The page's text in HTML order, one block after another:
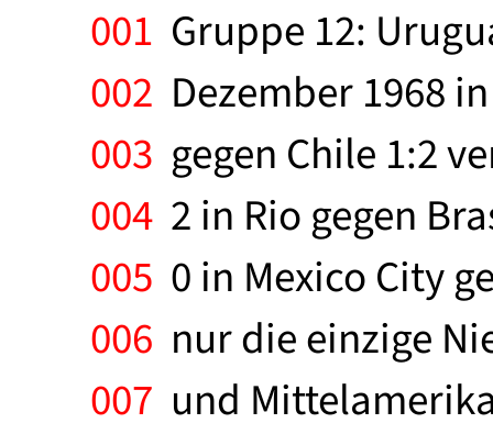
001 Gruppe 12:
002 Dezember 1968
003 gegen Chile 1:2
004 2 in Rio gegen
005 0 in Mexico City
006 nur die einzige
007 und